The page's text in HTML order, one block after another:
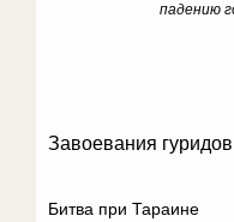
падению
Завоевания гуридов
Битва при Тараине